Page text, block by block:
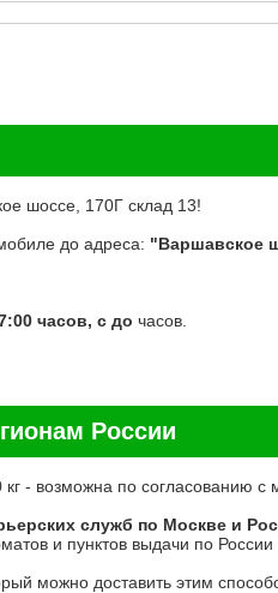
шоссе, 170Г склад 13!
до адреса: "Варшавское
часов, с до часов.
России
- возможна по согласованию с
служб по Москве и
и пунктов выдачи по
можно доставить этим